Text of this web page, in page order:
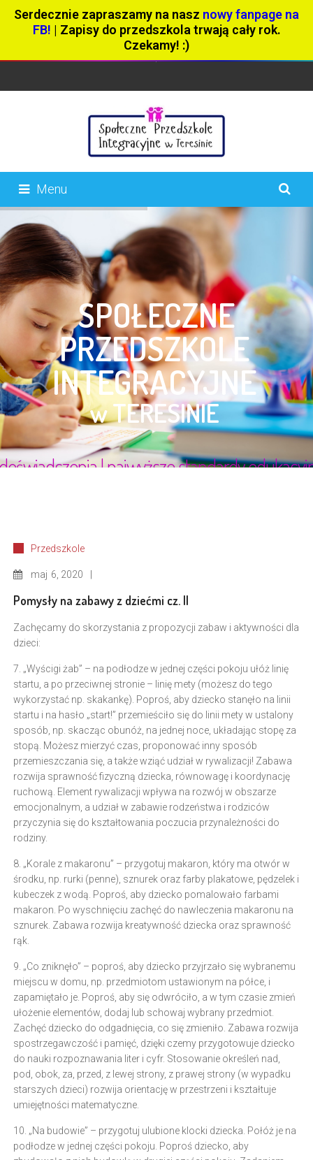
Serdecznie zapraszamy na nasz nowy fanpage na
FB! | Zapisy do przedszkola trwają cały rok.
Czekamy! :)
Menu
Przedszkole
maj 6, 2020
Pomysły na zabawy z dziećmi cz. II
Zachęcamy do skorzystania z propozycji zabaw i aktywności dla
dzieci:
7. „Wyścigi żab” – na podłodze w jednej części pokoju ułóż linię
startu, a po przeciwnej stronie – linię mety (możesz do tego
wykorzystać np. skakankę). Poproś, aby dziecko stanęło na linii
startu i na hasło „start!” przemieściło się do linii mety w ustalony
sposób, np. skacząc obunóż, na jednej noce, układając stopę za
stopą. Możesz mierzyć czas, proponować inny sposób
przemieszczania się, a także wziąć udział w rywalizacji! Zabawa
rozwija sprawność fizyczną dziecka, równowagę i koordynację
ruchową. Element rywalizacji wpływa na rozwój w obszarze
emocjonalnym, a udział w zabawie rodzeństwa i rodziców
przyczynia się do kształtowania poczucia przynależności do
rodziny.
8. „Korale z makaronu” – przygotuj makaron, który ma otwór w
środku, np. rurki (penne), sznurek oraz farby plakatowe, pędzelek i
kubeczek z wodą. Poproś, aby dziecko pomalowało farbami
makaron. Po wyschnięciu zachęć do nawleczenia makaronu na
sznurek. Zabawa rozwija kreatywność dziecka oraz sprawność
rąk.
9. „Co zniknęło” – poproś, aby dziecko przyjrzało się wybranemu
miejscu w domu, np. przedmiotom ustawionym na półce, i
zapamiętało je. Poproś, aby się odwróciło, a w tym czasie zmień
ułożenie elementów, dodaj lub schowaj wybrany przedmiot.
Zachęć dziecko do odgadnięcia, co się zmieniło. Zabawa rozwija
spostrzegawczość i pamięć, dzięki czemy przygotowuje dziecko
do nauki rozpoznawania liter i cyfr. Stosowanie określeń nad,
pod, obok, za, przed, z lewej strony, z prawej strony (w wypadku
starszych dzieci) rozwija orientację w przestrzeni i kształtuje
umiejętności matematyczne.
10. „Na budowie” – przygotuj ulubione klocki dziecka. Połóż je na
podłodze w jednej części pokoju. Poproś dziecko, aby